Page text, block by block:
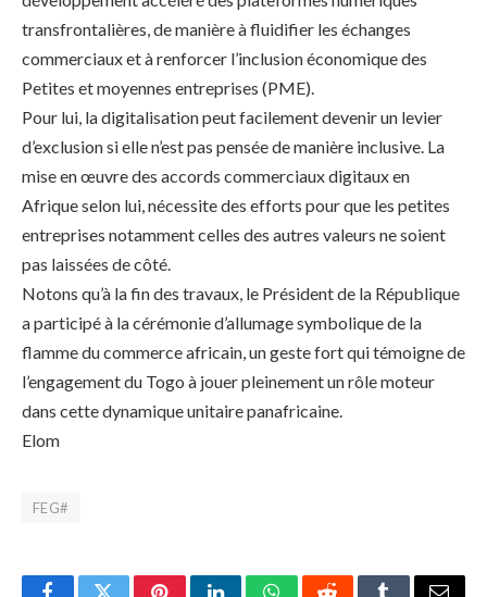
transfrontalières, de manière à fluidifier les échanges
commerciaux et à renforcer l’inclusion économique des
Petites et moyennes entreprises (PME).
Pour lui, la digitalisation peut facilement devenir un levier
d’exclusion si elle n’est pas pensée de manière inclusive. La
mise en œuvre des accords commerciaux digitaux en
Afrique selon lui, nécessite des efforts pour que les petites
entreprises notamment celles des autres valeurs ne soient
pas laissées de côté.
Notons qu’à la fin des travaux, le Président de la République
a participé à la cérémonie d’allumage symbolique de la
flamme du commerce africain, un geste fort qui témoigne de
l’engagement du Togo à jouer pleinement un rôle moteur
dans cette dynamique unitaire panafricaine.
Elom
FEG#